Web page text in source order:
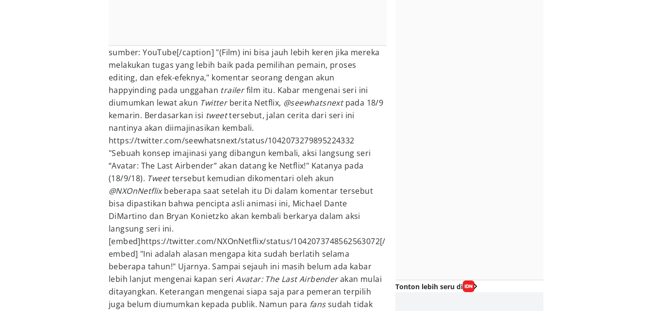
sumber: YouTube[/caption] "(Film) ini bisa jauh lebih keren jika mereka
melakukan tugas yang lebih baik pada pemilihan pemain, proses
editing, dan efek-efeknya," komentar seorang dengan akun
happyinding pada unggahan trailerfilm itu. Kabar mengenai seri ini
diumumkan lewat akun Twitterberita Netflix, @seewhatsnextpada 18/9
kemarin. Berdasarkan isi tweettersebut, jalan cerita dari seri ini
nantinya akan diimajinasikan kembali.
https://twitter.com/seewhatsnext/status/1042073279895224332
"Sebuah konsep imajinasi yang dibangun kembali, aksi langsung seri
“Avatar: The Last Airbender” akan datang ke Netflix!" Katanya pada
(18/9/18). Tweettersebut kemudian dikomentari oleh akun
@NXOnNetflixbeberapa saat setelah itu Di dalam komentar tersebut
bisa dipastikan bahwa pencipta asli animasi ini, Michael Dante
DiMartino dan Bryan Konietzko akan kembali berkarya dalam aksi
langsung seri ini.
[embed]https://twitter.com/NXOnNetflix/status/1042073748562563072[/
embed] "Ini adalah alasan mengapa kita sudah berlatih selama
beberapa tahun!" Ujarnya. Sampai sejauh ini masih belum ada kabar
lebih lanjut mengenai kapan seriAvatar: The Last Airbenderakan mulai
ditayangkan. Keterangan mengenai siapa saja para pemeran terpilih
juga belum diumumkan kepada publik. Namun para fanssudah tidak
Tonton lebih seru di